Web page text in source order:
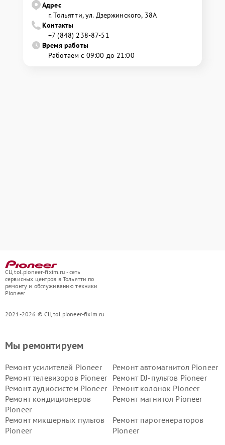
Адрес
г. Тольятти, ул. Дзержинского, 38А
Контакты
+7 (848) 238-87-51
Время работы
Работаем с 09:00 до 21:00
СЦ tol.pioneer-fixim.ru - сеть
сервисных центров в Тольятти по
ремонту и обслуживанию техники
Pioneer
2021-2026 © СЦ tol.pioneer-fixim.ru
Мы ремонтируем
Ремонт усилителей Pioneer
Ремонт автомагнитол Pioneer
Ремонт телевизоров Pioneer
Ремонт DJ-пультов Pioneer
Ремонт аудиосистем Pioneer
Ремонт колонок Pioneer
Ремонт кондиционеров
Pioneer
Ремонт магнитол Pioneer
Ремонт микшерных пультов
Pioneer
Ремонт парогенераторов
Pioneer